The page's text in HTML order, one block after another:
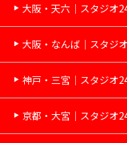
大阪・天六｜スタジオ
大阪・なんば｜スタジ
神戸・三宮｜スタジオ
京都・大宮｜スタジオ